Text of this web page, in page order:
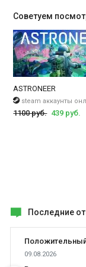
проблем. Игроку
Астронир - одна из
игре вся графика
присутствует
заскучать. Игра
интересностей. В
всего играть с
другие планеты. В
Советуем
ASTRONEER
steam аккаунты
1100 руб. 439 руб.
Последние
09.08.2026